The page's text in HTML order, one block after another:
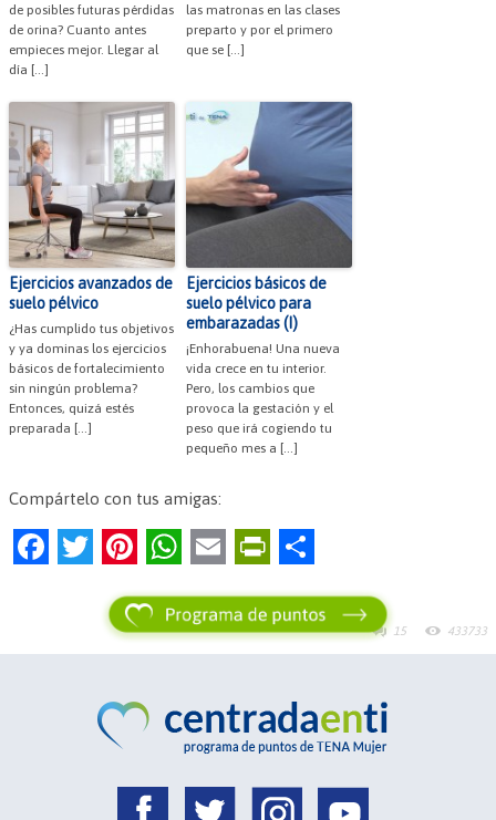
15 433733
de posibles futuras pérdidas
de orina? Cuanto antes
empieces mejor. Llegar al
día […]
las matronas en las clases
preparto y por el primero
que se […]
Ejercicios avanzados de
suelo pélvico
¿Has cumplido tus objetivos
y ya dominas los ejercicios
básicos de fortalecimiento
sin ningún problema?
Entonces, quizá estés
preparada […]
Ejercicios básicos de
suelo pélvico para
embarazadas (I)
¡Enhorabuena! Una nueva
vida crece en tu interior.
Pero, los cambios que
provoca la gestación y el
peso que irá cogiendo tu
pequeño mes a […]
Compártelo con tus amigas:
F
e
T
itt
er
Pi
er
es
W
at
s
p
p
E
ai
l
Pr
tF
ri
n
dl
y
m
p
tir